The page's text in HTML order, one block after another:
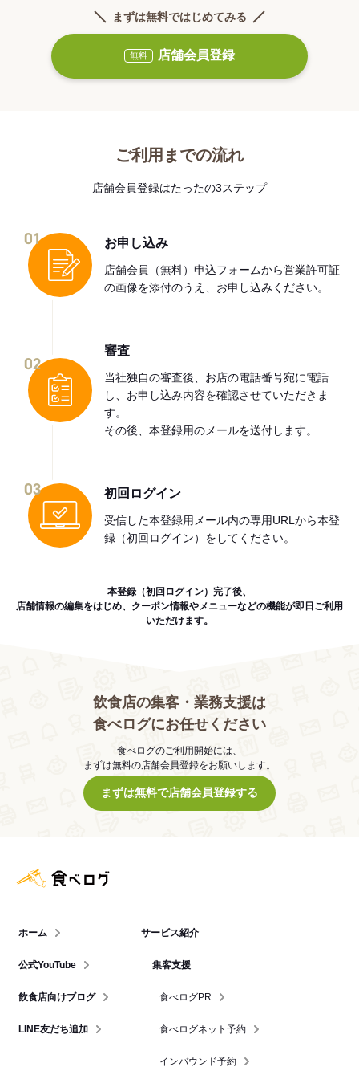
まずは無料ではじめてみる
無料 店舗会員登録
ご利用までの流れ
店舗会員登録はたったの3ステップ
01 お申し込み
店舗会員（無料）申込フォームから営業許可証
の画像を添付のうえ、お申し込みください。
02
審査
当社独自の審査後、お店の電話番号宛に電話
し、お申し込み内容を確認させていただきま
す。
その後、本登録用のメールを送付します。
03 初回ログイン
受信した本登録用メール内の専用URLから本登
録（初回ログイン）をしてください。
本登録（初回ログイン）完了後、
店舗情報の編集をはじめ、クーポン情報やメニューなどの機能が即日ご利用
いただけます。
飲食店の集客・業務支援は
食べログにお任せください
食べログのご利用開始には、
まずは無料の店舗会員登録をお願いします。
まずは無料で店舗会員登録する
ホーム
公式YouTube
飲食店向けブログ
LINE友だち追加
サービス紹介
集客支援
食べログPR
食べログネット予約
インバウンド予約